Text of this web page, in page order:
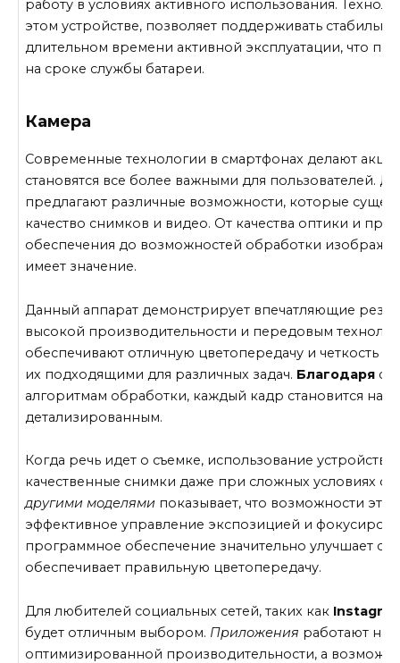
работу в условиях активного использования.
этом устройстве, позволяет поддерживать
длительном времени активной эксплуатации, что
на сроке службы батареи.
Камера
Современные технологии в смартфонах делают
становятся все более важными для пользователей.
предлагают различные возможности, которые
качество снимков и видео. От качества оптики и
обеспечения до возможностей обработки
имеет значение.
Данный аппарат демонстрирует впечатляющие
высокой производительности и передовым
обеспечивают отличную цветопередачу и четкость
их подходящими для различных задач. Благодаря
алгоритмам обработки, каждый кадр становится
детализированным.
Когда речь идет о съемке, использование устройства
качественные снимки даже при сложных условиях
другими моделями показывает, что возможности
эффективное управление экспозицией и
программное обеспечение значительно улучшает
обеспечивает правильную цветопередачу.
Для любителей социальных сетей, таких как
будет отличным выбором. Приложения работают на
оптимизированной производительности, а